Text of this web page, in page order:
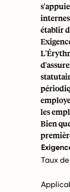
établir
les
Bien
Taux